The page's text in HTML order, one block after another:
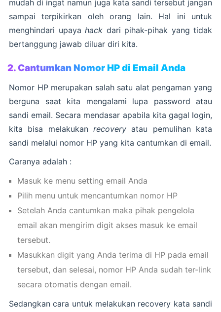
mudah di ingat namun juga kata sandi tersebut jangan
sampai terpikirkan oleh orang lain. Hal ini untuk
menghindari upaya hack dari pihak-pihak yang tidak
bertanggung jawab diluar diri kita.
2. Cantumkan Nomor HP di Email Anda
Nomor HP merupakan salah satu alat pengaman yang
berguna saat kita mengalami lupa password atau
sandi email. Secara mendasar apabila kita gagal login,
kita bisa melakukan recoveryatau pemulihan kata
sandi melalui nomor HP yang kita cantumkan di email.
Caranya adalah :
Masuk ke menu setting email Anda
Pilih menu untuk mencantumkan nomor HP
Setelah Anda cantumkan maka pihak pengelola
email akan mengirim digit akses masuk ke email
tersebut.
Masukkan digit yang Anda terima di HP pada email
tersebut, dan selesai, nomor HP Anda sudah ter-link
secara otomatis dengan email.
Sedangkan cara untuk melakukan recovery kata sandi